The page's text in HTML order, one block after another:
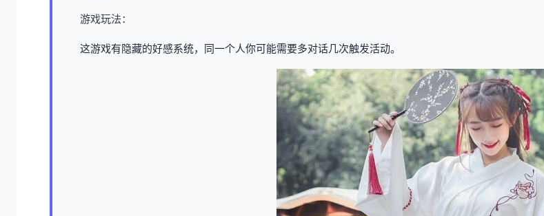
游戏玩法：
这游戏有隐藏的好感系统，同一个人你可能需要多对话几次触发活动。